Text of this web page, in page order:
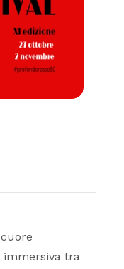
immersiva tra